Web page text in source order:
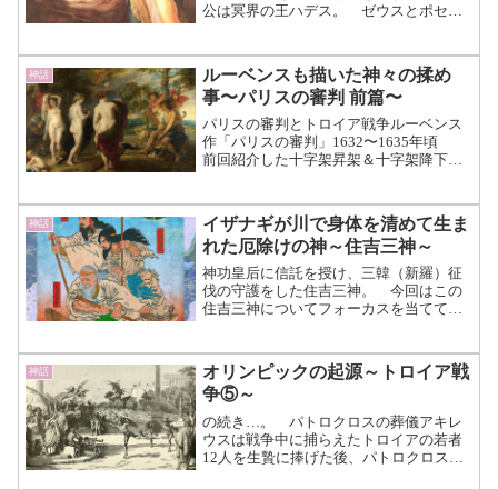
公は冥界の王ハデス。 ゼウスとポセイ
ょっと暗いけど仕事熱心でコツコツ頑張
るタイプの神様。 そんな...（続きを読
む）
神話
ルーベンスも描いた神々の揉め
事〜パリスの審判 前篇〜
パリスの審判とトロイア戦争ルーベンス
作「パリスの審判」1632〜1635年頃
前回紹介した十字架昇架＆十字架降下に
は、ギリシャ神話のひとつであるトロイ
ア戦争の冒頭部...（続きを読む）
神話
イザナギが川で身体を清めて生ま
れた厄除けの神～住吉三神～
神功皇后に信託を授け、三韓（新羅）征
伐の守護をした住吉三神。 今回はこの
住吉三神についてフォーカスを当ててい
きっかけで死んでしまったイザナミ。
イザナミは、死んだことに...（続きを読
む）
神話
オリンピックの起源～トロイア戦
争⑤～
の続き…。 パトロクロスの葬儀アキレ
ウスは戦争中に捕らえたトロイアの若者
12人を生贄に捧げた後、パトロクロスは